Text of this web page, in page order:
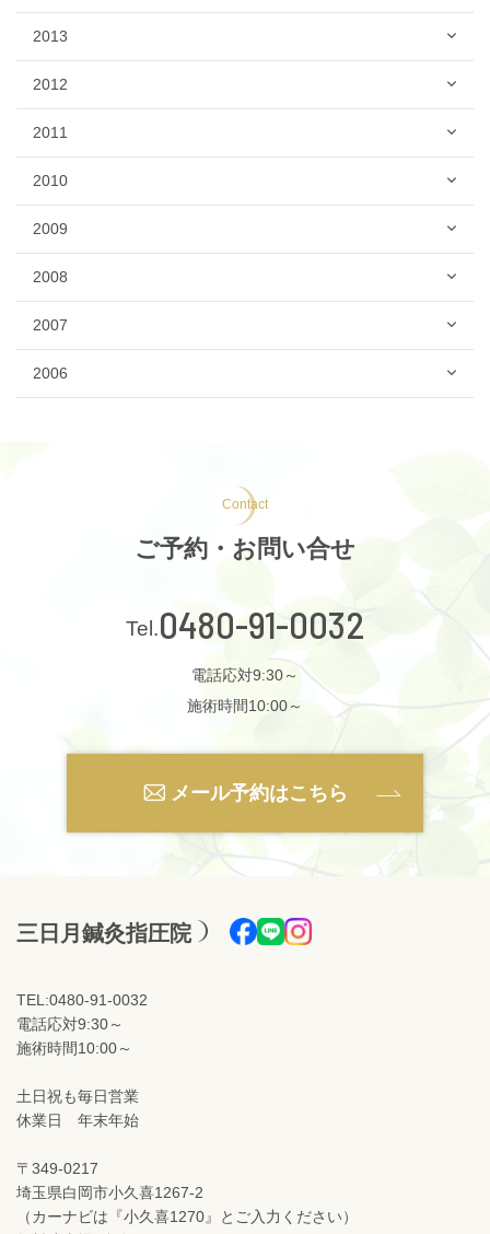
2013
2012
2011
2010
2009
2008
2007
2006
Contact
ご予約・お問い合せ
0480-91-0032
電話応対9:30～
施術時間10:00～
メール予約はこちら
三日月鍼灸指圧院
TEL:0480-91-0032
電話応対9:30～
施術時間10:00～
土日祝も毎日営業
休業日 年末年始
〒349-0217
埼玉県白岡市小久喜1267-2
（カーナビは『小久喜1270』とご入力ください）